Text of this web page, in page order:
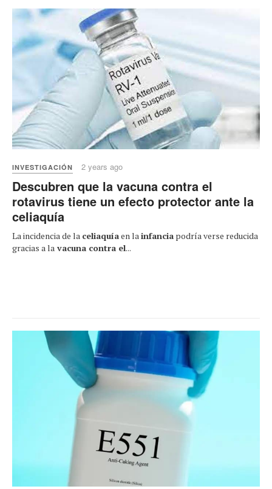
INVESTIGACIÓN 2 years ago
Descubren que la vacuna contra el
rotavirus tiene un efecto protector ante la
celiaquía
La incidencia de la celiaquíaen la infancia podría verse reducida
gracias a la vacuna contra el...